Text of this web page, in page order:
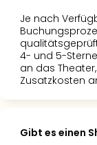
Je nach
4- und 5-
an das
Zusatzkosten
Gibt es einen